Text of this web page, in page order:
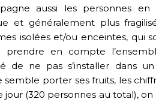
aussi les personnes en
et généralement plus
isolées et/ou enceintes, qui
prendre en compte
de ne pas s’installer dans
semble porter ses fruits, les
(320 personnes au total), on